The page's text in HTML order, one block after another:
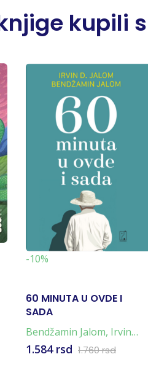
kupili
-10%
60 MINUTA U OVDE I
SADA
Bendžamin Jalom, Irvin
Jalom
1.584 rsd 1.760 rsd